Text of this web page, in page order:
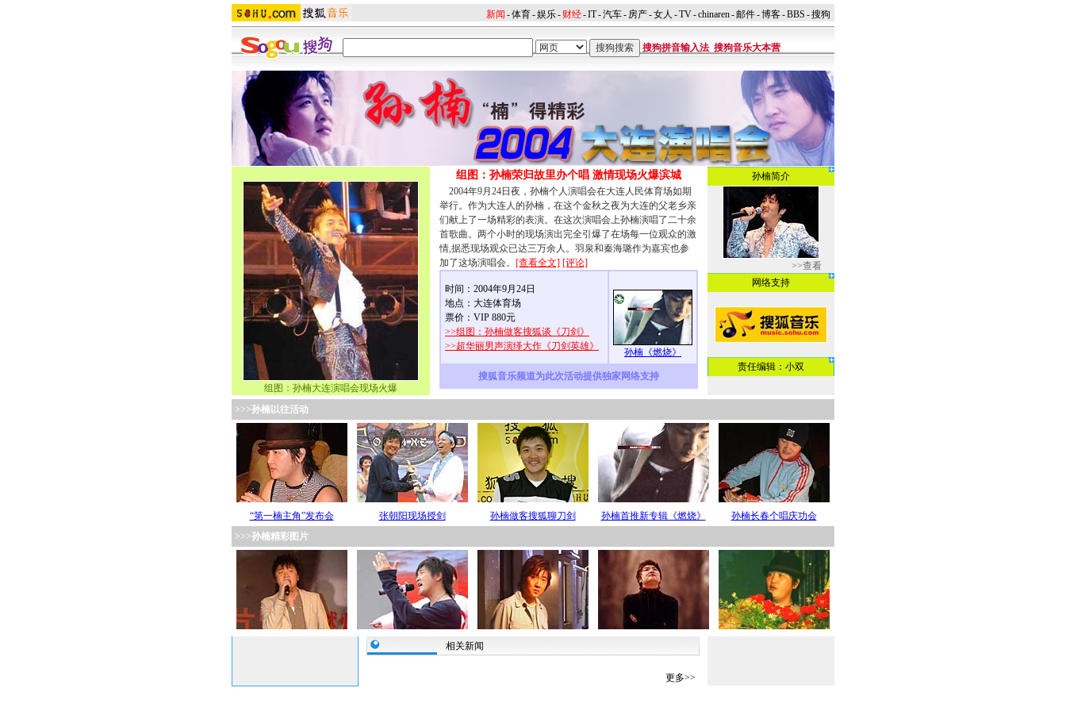
新闻 -体育-娱乐- 财经-IT-汽车- 房产-女人 -TV-chinaren-邮件-博客-BBS -搜狗
搜狗拼音输入法 搜狗音乐大本营
组图：孙楠大连演唱会现场火爆
组图：孙楠荣归故里办个唱 激情现场火爆滨城
2004年9月24日夜，孙楠个人演唱会在大连人民体育场如期
举行。作为大连人的孙楠，在这个金秋之夜为大连的父老乡亲
们献上了一场精彩的表演。在这次演唱会上孙楠演唱了二十余
首歌曲。两个小时的现场演出完全引爆了在场每一位观众的激
情,据悉现场观众已达三万余人。羽泉和秦海璐作为嘉宾也参
加了这场演唱会。 [查看全文] [评论]
时间：2004年9月24日
地点：大连体育场
票价：VIP 880元
>>组图：孙楠做客搜狐谈《刀剑》
>>超华丽男声演绎大作《刀剑英雄》
孙楠《燃烧》
搜狐音乐频道为此次活动提供独家网络支持
孙楠简介
>>查看
网络支持
责任编辑：小双
>>>孙楠以往活动
“第一楠主角”发布会 张朝阳现场授剑 孙楠做客搜狐聊刀剑 孙楠首推新专辑《燃烧》
孙楠长春个唱庆功会
>>>孙楠精彩图片
相关新闻
更多>>